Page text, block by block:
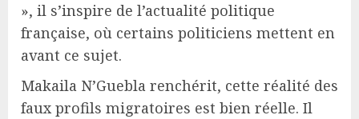
», il s’inspire de l’actualité politique
française, où certains politiciens mettent en
avant ce sujet.
Makaila N’Guebla renchérit, cette réalité des
faux profils migratoires est bien réelle. Il